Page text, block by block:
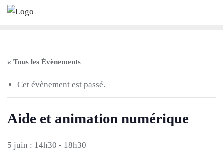
Skip
« Tous les Évènements
Cet évènement est passé.
Aide et animation numérique
5 juin : 14h30 - 18h30